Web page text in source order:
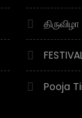
திருவிழா
Pooja